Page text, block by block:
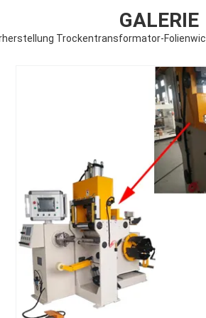
GALERIE
Trockentransformator-